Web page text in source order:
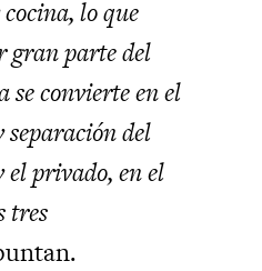
lo que
parte del
se convierte en el
del
el privado, en el
tres